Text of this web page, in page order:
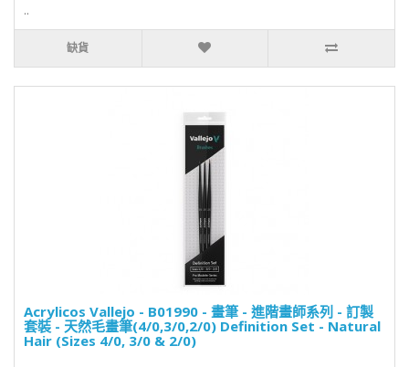
..
缺貨
Acrylicos Vallejo - B01990 - 畫筆 - 進階畫師系列 - 訂製
套裝 - 天然毛畫筆(4/0,3/0,2/0) Definition Set - Natural
Hair (Sizes 4/0, 3/0 & 2/0)